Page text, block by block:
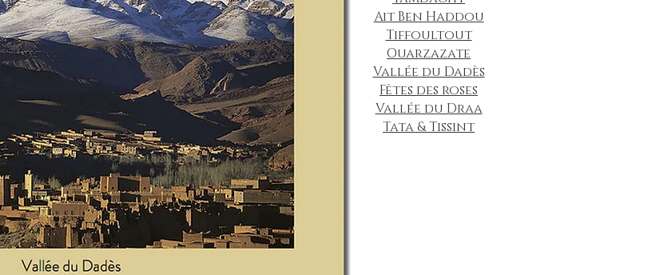
Ait Ben Haddou
Tiffoultout
Ouarzazate
Vallée du Dadès
Fêtes des roses
Vallée du Draa
Tata & Tissint